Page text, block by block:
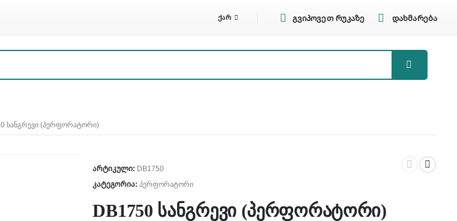
ᲥᲐᲠ გვიპოვეთ რუკაზე დახმარება
ᲡᲐᲜᲒᲠᲔᲕᲘ (ᲞᲔᲠᲤᲝᲠᲐᲢᲝᲠᲘ)
არტიკული: DB1750
კატეგორია:პერფორატორი
DB1750 სანგრევი (პერფორატორი)